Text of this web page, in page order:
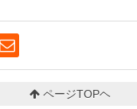
ページTOPヘ